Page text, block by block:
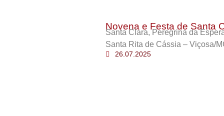
Novena e Festa de Santa
Santa Clara, Peregrina da
Santa Rita de Cássia – Viçosa/
26.07.2025